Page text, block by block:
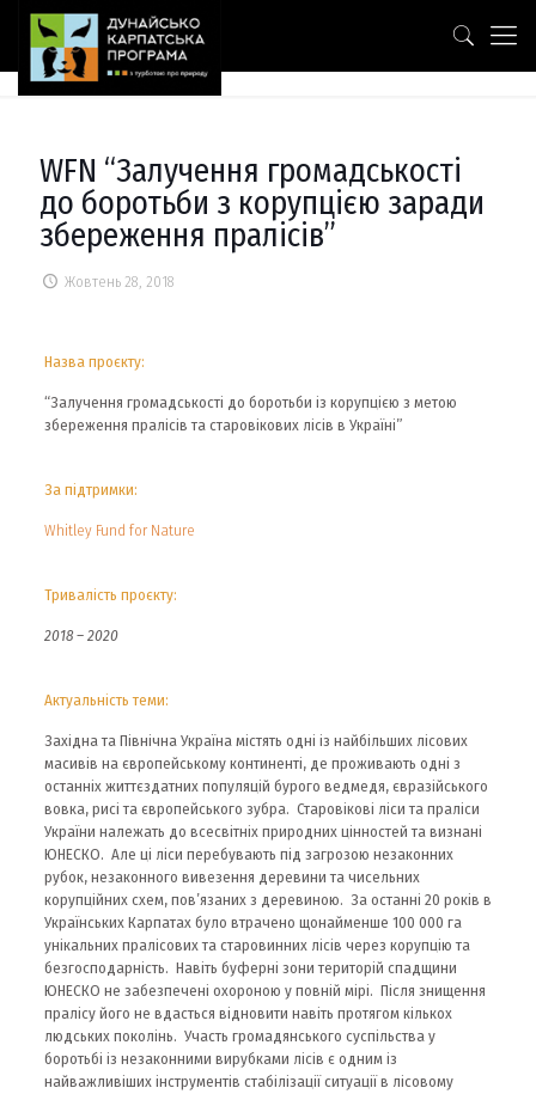
WFN “Залучення громадськості
до боротьби з корупцією заради
збереження пралісів”
Жовтень 28, 2018
Назва проєкту:
“Залучення громадськості до боротьби із корупцією з метою
збереження пралісів та старовікових лісів в Україні”
За підтримки:
Whitley Fund for Nature
Тривалість проєкту:
2018 – 2020
Актуальність теми:
Західна та Північна Україна містять одні із найбільших лісових
масивів на європейському континенті, де проживають одні з
останніх життєздатних популяцій бурого ведмедя, євразійського
вовка, рисі та європейського зубра. Старовікові ліси та праліси
України належать до всесвітніх природних цінностей та визнані
ЮНЕСКО. Але ці ліси перебувають під загрозою незаконних
рубок, незаконного вивезення деревини та чисельних
корупційних схем, пов’язаних з деревиною. За останні 20 років в
Українських Карпатах було втрачено щонайменше 100 000 га
унікальних пралісових та старовинних лісів через корупцію та
безгосподарність. Навіть буферні зони територій спадщини
ЮНЕСКО не забезпечені охороною у повній мірі. Після знищення
пралісу його не вдасться відновити навіть протягом кількох
людських поколінь. Участь громадянського суспільства у
боротьбі із незаконними вирубками лісів є одним із
найважливіших інструментів стабілізації ситуації в лісовому